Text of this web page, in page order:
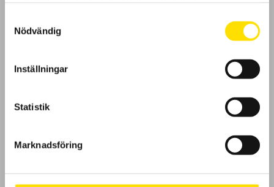
Nödvändig
Inställningar
Statistik
Marknadsföring